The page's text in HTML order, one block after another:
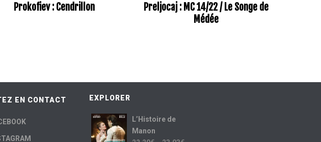
Prokofiev : Cendrillon
Preljocaj : MC 14/22 / Le Songe de
Médée
EN CONTACT EXPLORER
L’Histoire de
Manon